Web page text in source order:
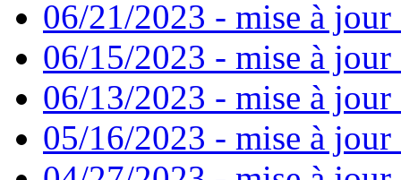
06/21/2023 - mise à jour
06/15/2023 - mise à jour
06/13/2023 - mise à
05/16/2023 - mise à jour